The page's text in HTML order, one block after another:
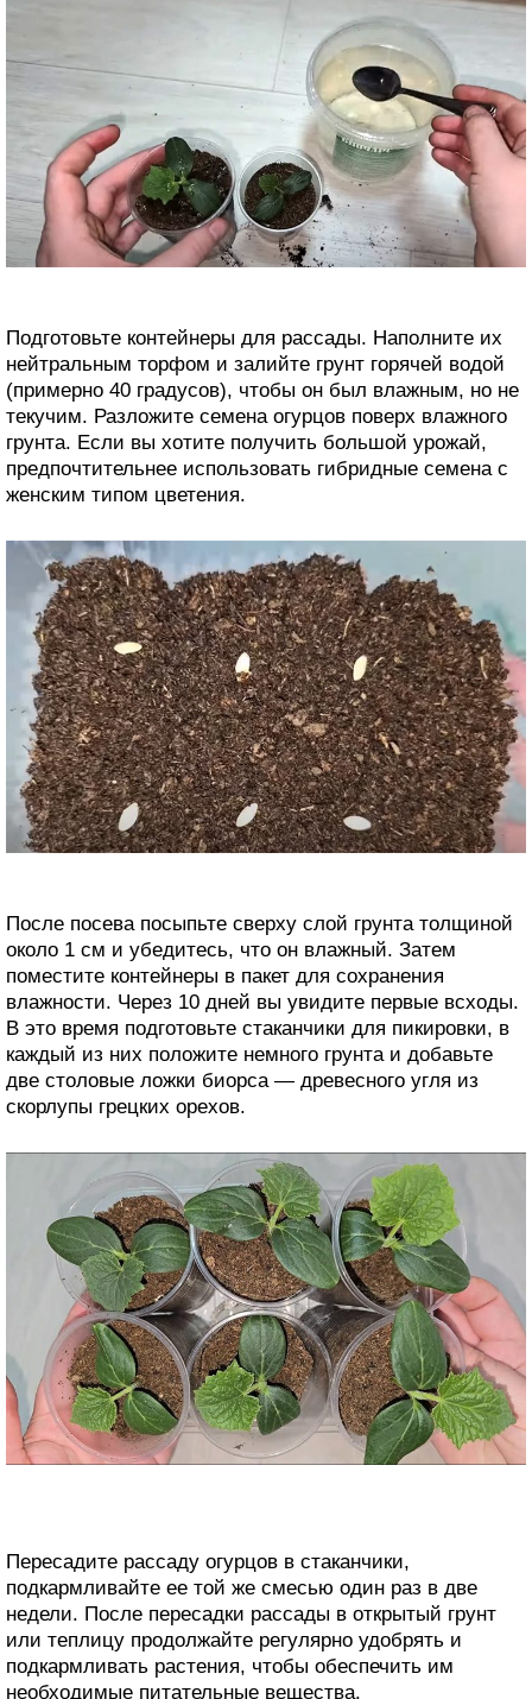
Подготовьте контейнеры для рассады. Наполните их
нейтральным торфом и залийте грунт горячей водой
(примерно 40 градусов), чтобы он был влажным, но не
текучим. Разложите семена огурцов поверх влажного
грунта. Если вы хотите получить большой урожай,
предпочтительнее использовать гибридные семена с
женским типом цветения.
После посева посыпьте сверху слой грунта толщиной
около 1 см и убедитесь, что он влажный. Затем
поместите контейнеры в пакет для сохранения
влажности. Через 10 дней вы увидите первые всходы.
В это время подготовьте стаканчики для пикировки, в
каждый из них положите немного грунта и добавьте
две столовые ложки биорса — древесного угля из
скорлупы грецких орехов.
Пересадите рассаду огурцов в стаканчики,
подкармливайте ее той же смесью один раз в две
недели. После пересадки рассады в открытый грунт
или теплицу продолжайте регулярно удобрять и
подкармливать растения, чтобы обеспечить им
необходимые питательные вещества.